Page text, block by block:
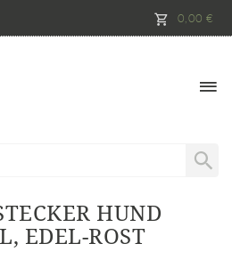
0,00 €
HUND
EDEL-ROST